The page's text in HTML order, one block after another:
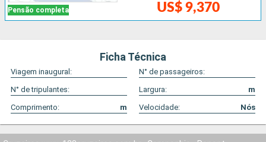
Pensão completa US$ 9,370
Ficha Técnica
Viagem inaugural:
N° de passageiros:
N° de tripulantes:
Largura:
m
Comprimento:
m Velocidade: Nós